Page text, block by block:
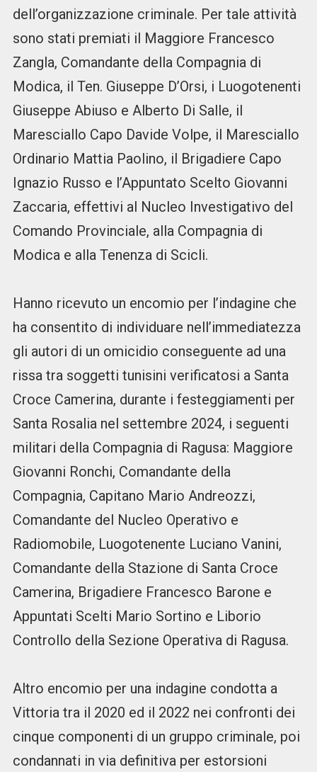
dell’organizzazione criminale. Per tale attività
sono stati premiati il Maggiore Francesco
Zangla, Comandante della Compagnia di
Modica, il Ten. Giuseppe D’Orsi, i Luogotenenti
Giuseppe Abiuso e Alberto Di Salle, il
Maresciallo Capo Davide Volpe, il Maresciallo
Ordinario Mattia Paolino, il Brigadiere Capo
Ignazio Russo e l’Appuntato Scelto Giovanni
Zaccaria, effettivi al Nucleo Investigativo del
Comando Provinciale, alla Compagnia di
Modica e alla Tenenza di Scicli.
Hanno ricevuto un encomio per l’indagine che
ha consentito di individuare nell’immediatezza
gli autori di un omicidio conseguente ad una
rissa tra soggetti tunisini verificatosi a Santa
Croce Camerina, durante i festeggiamenti per
Santa Rosalia nel settembre 2024, i seguenti
militari della Compagnia di Ragusa: Maggiore
Giovanni Ronchi, Comandante della
Compagnia, Capitano Mario Andreozzi,
Comandante del Nucleo Operativo e
Radiomobile, Luogotenente Luciano Vanini,
Comandante della Stazione di Santa Croce
Camerina, Brigadiere Francesco Barone e
Appuntati Scelti Mario Sortino e Liborio
Controllo della Sezione Operativa di Ragusa.
Altro encomio per una indagine condotta a
Vittoria tra il 2020 ed il 2022 nei confronti dei
cinque componenti di un gruppo criminale, poi
condannati in via definitiva per estorsioni